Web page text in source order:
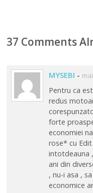
37 Comments
MYSEBI -
Pentru ca
redus
forte
economiei
rose* cu
intotdeauna
ani din
, nu-i asa ,
economice